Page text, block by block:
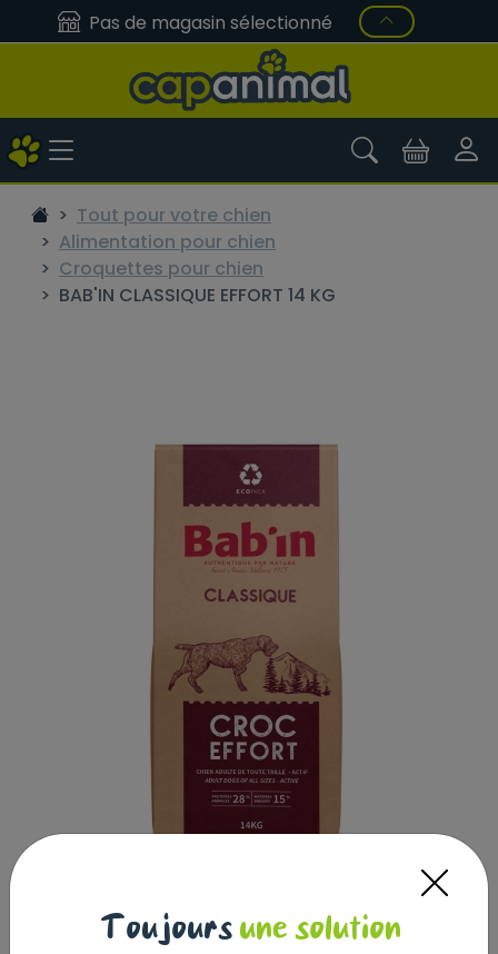
Pas de magasin sélectionné
Tout pour votre chien
Alimentation pour chien
Croquettes pour chien
BAB'IN CLASSIQUE EFFORT 14 KG
Toujours une solution